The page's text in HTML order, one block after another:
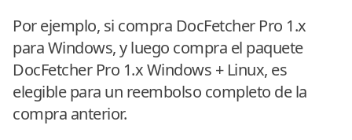
Por ejemplo, si compra DocFetcher Pro 1.x
para Windows, y luego compra el paquete
DocFetcher Pro 1.x Windows + Linux, es
elegible para un reembolso completo de la
compra anterior.